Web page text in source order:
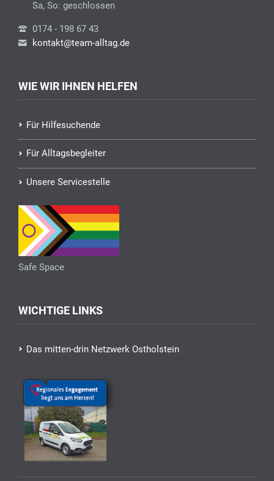
Sa, So: geschlossen
0174 - 198 67 43
kontakt@team-alltag.de
WIE WIR IHNEN HELFEN
Für Hilfesuchende
Für Alltagsbegleiter
Unsere Servicestelle
Safe Space
WICHTIGE LINKS
Das mitten-drin Netzwerk Ostholstein